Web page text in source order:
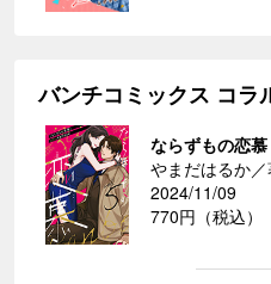
バンチコミックス コラ
ならずもの恋
やまだはるか
2024/11/09
770円（税込）